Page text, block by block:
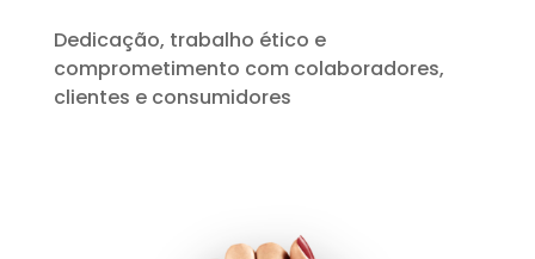
Dedicação, trabalho ético e
comprometimento com colaboradores,
clientes e consumidores